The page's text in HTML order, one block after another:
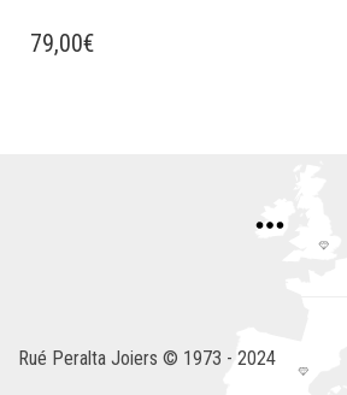
79,00€
Rué Peralta Joiers © 1973 - 2024